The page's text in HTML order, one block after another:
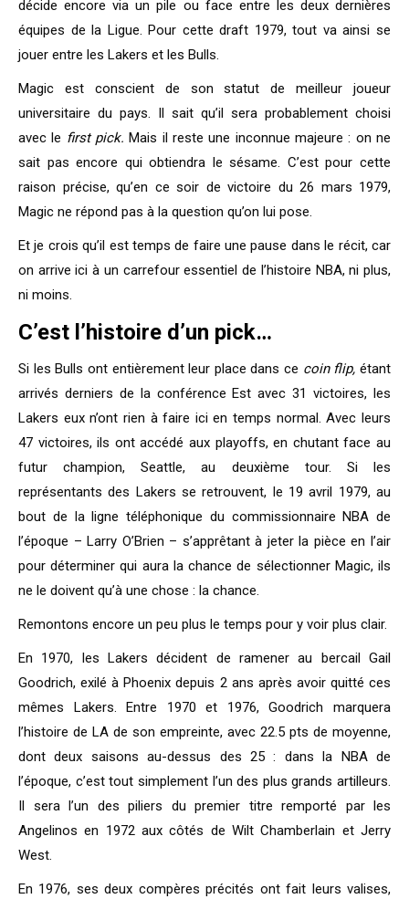
décide encore via un pile ou face entre les deux dernières
équipes de la Ligue. Pour cette draft 1979, tout va ainsi se
jouer entre les Lakers et les Bulls.
Magic est conscient de son statut de meilleur joueur
universitaire du pays. Il sait qu’il sera probablement choisi
avec le first pick. Mais il reste une inconnue majeure : on ne
sait pas encore qui obtiendra le sésame. C’est pour cette
raison précise, qu’en ce soir de victoire du 26 mars 1979,
Magic ne répond pas à la question qu’on lui pose.
Et je crois qu’il est temps de faire une pause dans le récit, car
on arrive ici à un carrefour essentiel de l’histoire NBA, ni plus,
ni moins.
C’est l’histoire d’un pick…
Si les Bulls ont entièrement leur place dans ce coin flip,étant
arrivés derniers de la conférence Est avec 31 victoires, les
Lakers eux n’ont rien à faire ici en temps normal. Avec leurs
47 victoires, ils ont accédé aux playoffs, en chutant face au
futur champion, Seattle, au deuxième tour. Si les
représentants des Lakers se retrouvent, le 19 avril 1979, au
bout de la ligne téléphonique du commissionnaire NBA de
l’époque – Larry O’Brien – s’apprêtant à jeter la pièce en l’air
pour déterminer qui aura la chance de sélectionner Magic, ils
ne le doivent qu’à une chose : la chance.
Remontons encore un peu plus le temps pour y voir plus clair.
En 1970, les Lakers décident de ramener au bercail Gail
Goodrich, exilé à Phoenix depuis 2 ans après avoir quitté ces
mêmes Lakers. Entre 1970 et 1976, Goodrich marquera
l’histoire de LA de son empreinte, avec 22.5 pts de moyenne,
dont deux saisons au-dessus des 25 : dans la NBA de
l’époque, c’est tout simplement l’un des plus grands artilleurs.
Il sera l’un des piliers du premier titre remporté par les
Angelinos en 1972 aux côtés de Wilt Chamberlain et Jerry
West.
En 1976, ses deux compères précités ont fait leurs valises,